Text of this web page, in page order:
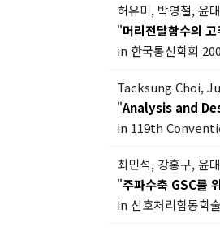
허유미, 박영철, 윤
"머리전달함수의
in 한국통신학회
Tacksung Choi,
"Analysis and
in 119th
최민석, 강홍구, 윤
"주파수축 GSC를
in 신호처리합동학